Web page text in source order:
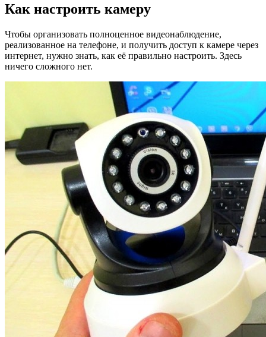
Как настроить камеру
Чтобы организовать полноценное видеонаблюдение,
реализованное на телефоне, и получить доступ к камере через
интернет, нужно знать, как её правильно настроить. Здесь
ничего сложного нет.